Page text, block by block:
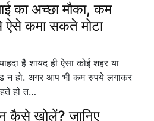
का अच्छा मौका, कम
कमा सकते मोटा
है शायद ही ऐसा कोई शहर या
न हो. अगर आप भी कम रुपये लगाकर
हो त…
कैसे खोलें? जानिए